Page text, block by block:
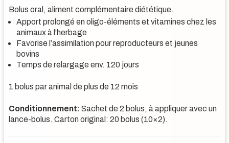
Bolus oral, aliment complémentaire diététique.
Apport prolongé en oligo-éléments et vitamines chez les
animaux à l'herbage
Favorise l’assimilation pour reproducteurs et jeunes
bovins
Temps de relargage env. 120 jours
1 bolus par animal de plus de 12 mois
Conditionnement: Sachet de 2 bolus, à appliquer avec un
lance-bolus. Carton original: 20 bolus (10×2).